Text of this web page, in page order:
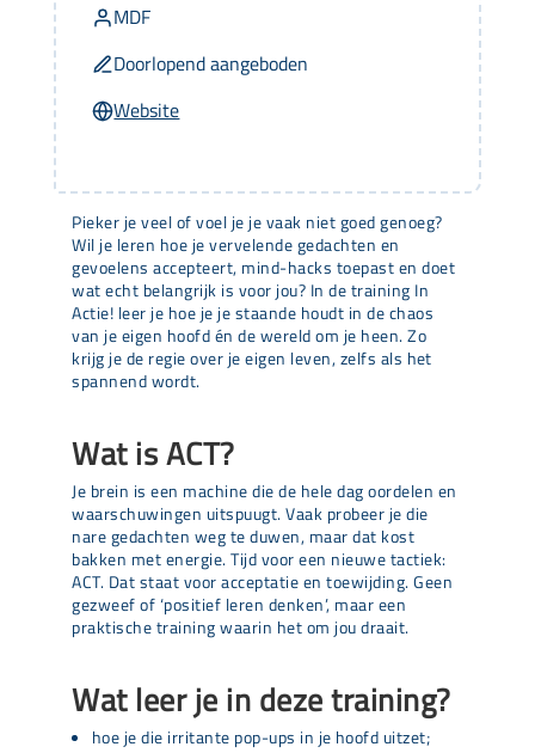
Pieker je veel of voel je je vaak niet goed genoeg?
Wil je leren hoe je vervelende gedachten en
gevoelens accepteert, mind-hacks toepast en doet
wat echt belangrijk is voor jou? In de training In
Actie! leer je hoe je je staande houdt in de chaos
van je eigen hoofd én de wereld om je heen. Zo
krijg je de regie over je eigen leven, zelfs als het
spannend wordt.
Wat is ACT?
Je brein is een machine die de hele dag oordelen en
waarschuwingen uitspuugt. Vaak probeer je die
nare gedachten weg te duwen, maar dat kost
bakken met energie. Tijd voor een nieuwe tactiek:
ACT. Dat staat voor acceptatie en toewijding. Geen
gezweef of ‘positief leren denken’, maar een
praktische training waarin het om jou draait.
Wat leer je in deze training?
hoe je die irritante pop-ups in je hoofd uitzet;
MDF
Doorlopend aangeboden
Website